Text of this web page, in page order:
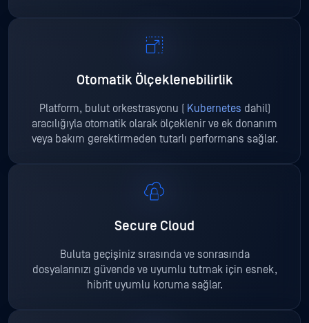
Otomatik Ölçeklenebilirlik
Platform, bulut orkestrasyonu ( Kubernetes dahil)
aracılığıyla otomatik olarak ölçeklenir ve ek donanım
veya bakım gerektirmeden tutarlı performans sağlar.
Secure Cloud
Buluta geçişiniz sırasında ve sonrasında
dosyalarınızı güvende ve uyumlu tutmak için esnek,
hibrit uyumlu koruma sağlar.